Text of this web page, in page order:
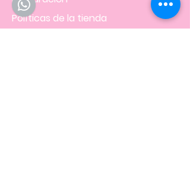
Políticas de la tienda